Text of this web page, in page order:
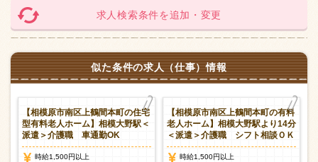
求人検索条件を追加・変更
似た条件の求人（仕事）情報
【相模原市南区上鶴間本町の住宅
型有料老人ホーム】相模大野駅＜
派遣＞介護職 車通勤OK
時給1,500円以上
【相模原市南区上鶴間本町の有料
老人ホーム】相模大野駅より14分
＜派遣＞介護職 シフト相談ＯＫ
時給1,500円以上